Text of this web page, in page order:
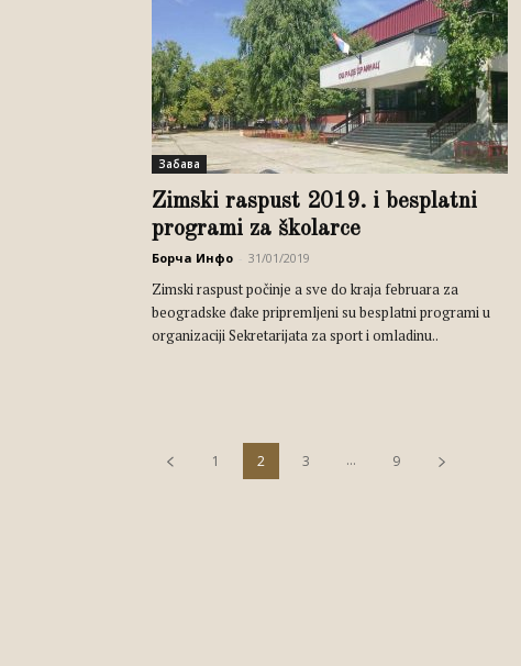
Забава
Zimski raspust 2019. i besplatni
programi za školarce
Борча Инфо 31/01/2019
Zimski raspust počinje a sve do kraja februara za
beogradske đake pripremljeni su besplatni programi u
organizaciji Sekretarijata za sport i omladinu..
1 2 3 ... 9